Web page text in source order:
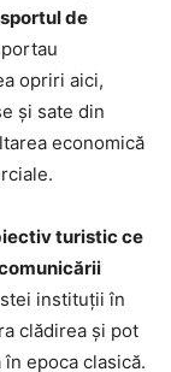
de
opriri aici,
și sate din
economică
turistic ce
instituții în
clădirea și pot
epoca clasică.